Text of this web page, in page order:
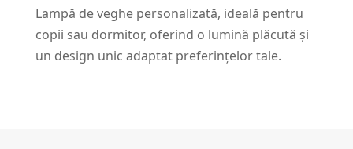
Lampă de veghe personalizată, ideală pentru
copii sau dormitor, oferind o lumină plăcută și
un design unic adaptat preferințelor tale.